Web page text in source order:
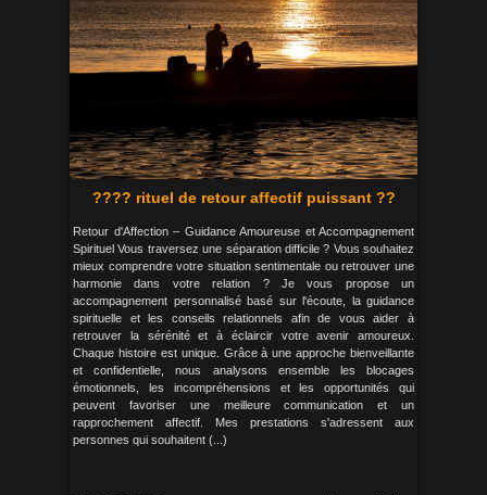
???? rituel de retour affectif puissant ??
Retour d'Affection – Guidance Amoureuse et Accompagnement
Spirituel Vous traversez une séparation difficile ? Vous souhaitez
mieux comprendre votre situation sentimentale ou retrouver une
harmonie dans votre relation ? Je vous propose un
accompagnement personnalisé basé sur l'écoute, la guidance
spirituelle et les conseils relationnels afin de vous aider à
retrouver la sérénité et à éclaircir votre avenir amoureux.
Chaque histoire est unique. Grâce à une approche bienveillante
et confidentielle, nous analysons ensemble les blocages
émotionnels, les incompréhensions et les opportunités qui
peuvent favoriser une meilleure communication et un
rapprochement affectif. Mes prestations s'adressent aux
personnes qui souhaitent (...)